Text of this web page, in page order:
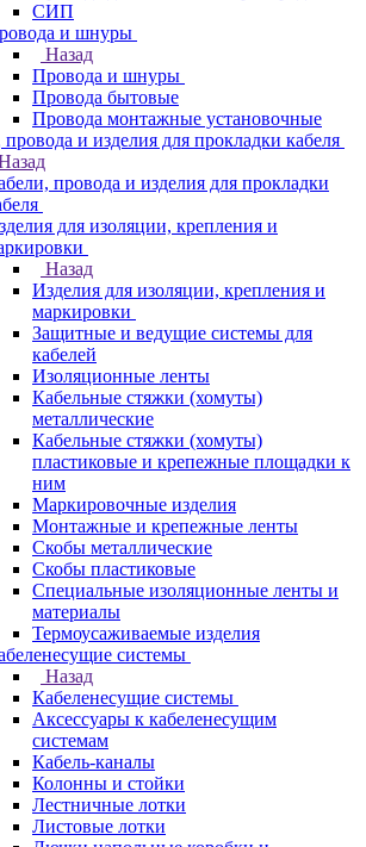
СИП
и шнуры
Назад
Провода и шнуры
Провода бытовые
Провода монтажные установочные
и изделия для прокладки кабеля
провода и изделия для прокладки
для изоляции, крепления и
Назад
Изделия для изоляции, крепления и
маркировки
Защитные и ведущие системы для
кабелей
Изоляционные ленты
Кабельные стяжки (хомуты)
металлические
Кабельные стяжки (хомуты)
пластиковые и крепежные площадки к
ним
Маркировочные изделия
Монтажные и крепежные ленты
Скобы металлические
Скобы пластиковые
Специальные изоляционные ленты и
материалы
Термоусаживаемые изделия
системы
Назад
Кабеленесущие системы
Аксессуары к кабеленесущим
системам
Кабель-каналы
Колонны и стойки
Лестничные лотки
Листовые лотки